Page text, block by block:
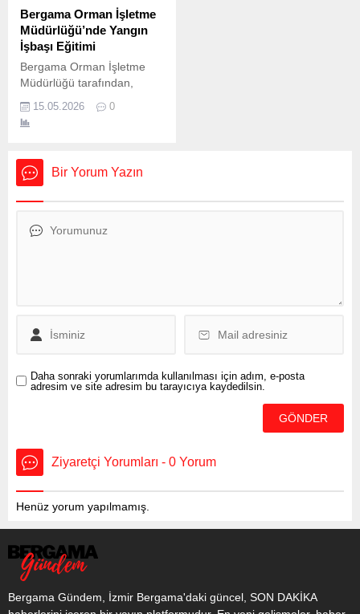
günlerde mevsim
normallerinin üzerinde bir
sıcaklığa ev sahipliği
yapacak. 29 Aralık Cuma
sabahı ve gece saatlerinde
Marmara, Ege ile iç...
Bergama Orman İşletme
Müdürlüğü’nde Yangın
İşbaşı Eğitimi
Bergama Orman İşletme
Müdürlüğü tarafından,
hazırlıklar kapsamında
Kınık ilçesinde “Orman
İşbaşı Eğitim Programı”
düzenlendi. Programa çok
programına, Orman Bölge
Müdürü İlyas...
15.05.2026 0
Bir Yorum Yazın
Daha sonraki yorumlarımda kullanılması için adım, e-posta
adresim ve site adresim bu tarayıcıya kaydedilsin.
Ziyaretçi Yorumları - 0 Yorum
Henüz yorum yapılmamış.
Bergama Gündem, İzmir Bergama'daki güncel, SON DAKİKA